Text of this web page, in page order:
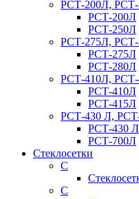
РСТ-200Л,
РСТ-200Л
РСТ-250Л
РСТ-275Л,
РСТ-275Л
РСТ-280Л
РСТ-410Л,
РСТ-410Л
РСТ-415Л
РСТ-430 Л,
РСТ-430 Л
РСТ-700Л
Стеклосетки
С
С